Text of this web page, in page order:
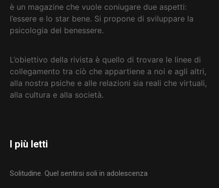
è un magazine che vuole coniugare due aspetti:
l’essere e lo star bene. Si propone di sviluppare la
psicologia del benessere.
L’obiettivo della rivista è quello di trovare le linee di
collegamento tra ciò che appartiene a noi e agli altri,
alla nostra psiche e alle relazioni sia reali che virtuali,
alla cultura e alla società.
I più letti
Solitudine. Quel sentirsi soli in adolescenza